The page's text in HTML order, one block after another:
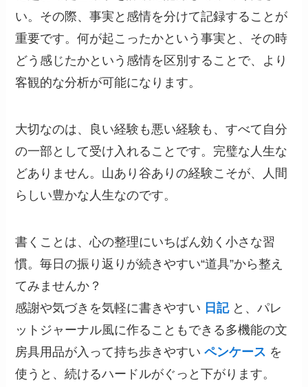
い。その際、事実と感情を分けて記録することが
重要です。何が起こったかという事実と、その時
どう感じたかという感情を区別することで、より
客観的な分析が可能になります。
大切なのは、良い経験も悪い経験も、すべて自分
の一部として受け入れることです。完璧な人生な
どありません。山あり谷ありの経験こそが、人間
らしい豊かな人生なのです。
書くことは、心の整理にいちばん効く小さな習
慣。毎日の振り返りが続きやすい“道具”から整え
てみませんか？
感謝や気づきを気軽に書きやすい 日記と、パレ
ットジャーナル風に作ることもできる多機能の文
房具用品が入って持ち歩きやすいペンケース を
使うと、続けるハードルがぐっと下がります。